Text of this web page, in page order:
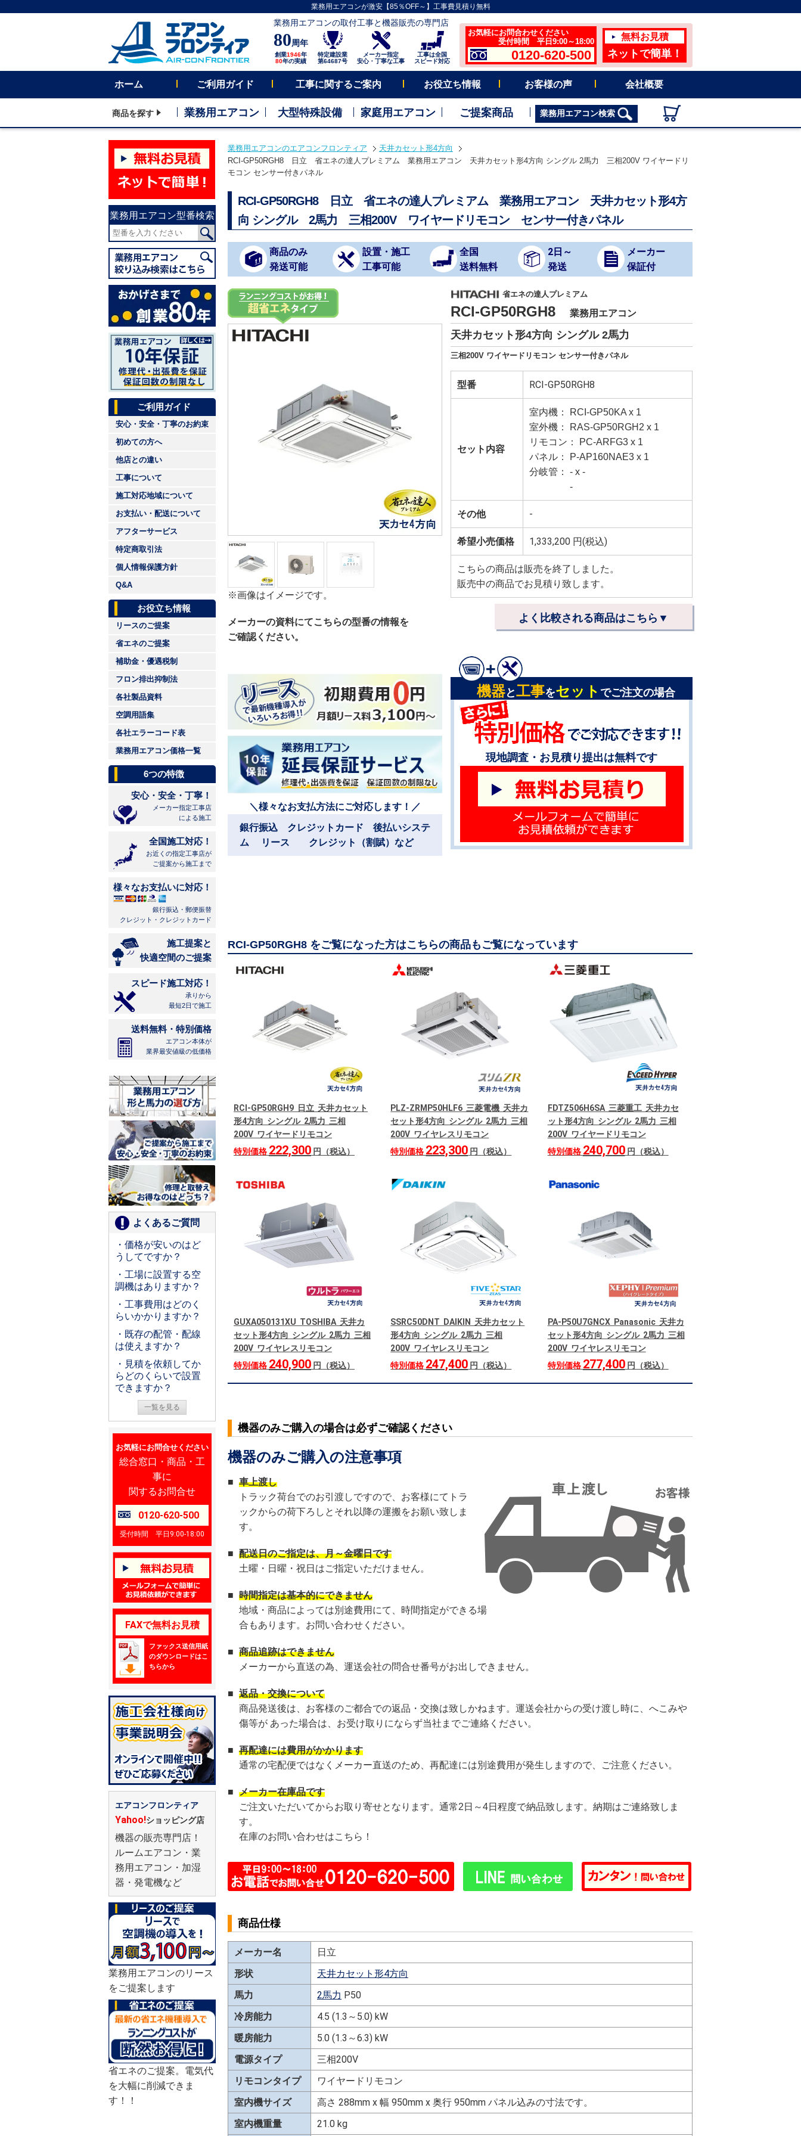
業務用エアコンが激安【85％OFF～】工事費見積り無料
業務用エアコンの取付工事と機器販売の専門店
80周年
創業1946年
80年の実績
特定建設業
第64687号
メーカー指定
安心・丁寧な工事
工事は全国
スピード対応
お気軽にお問合わせください
受付時間 平日9:00～18:00
0120-620-500
無料お見積
ネットで簡単！
ホーム ご利用ガイド 工事に関するご案内 お役立ち情報 お客様の声 会社概要
商品を探す 業務用エアコン 大型特殊設備 家庭用エアコン ご提案商品 業務用エアコン検索
業務用エアコン型番検索
ご利用ガイド
安心・安全・丁寧のお約束
初めての方へ
他店との違い
工事について
施工対応地域について
お支払い・配送について
アフターサービス
特定商取引法
個人情報保護方針
Q&A
お役立ち情報
リースのご提案
省エネのご提案
補助金・優遇税制
フロン排出抑制法
各社製品資料
空調用語集
各社エラーコード表
業務用エアコン価格一覧
6つの特徴
安心・安全・丁寧！
メーカー指定工事店
による施工
全国施工対応！
お近くの指定工事店が
ご提案から施工まで
様々なお支払いに対応！
銀行振込・郵便振替
クレジット・クレジットカード
施工提案と
快適空間のご提案
スピード施工対応！
承りから
最短2日で施工
送料無料・特別価格
エアコン本体が
業界最安値級の低価格
よくあるご質問
・価格が安いのはど
うしてですか？
・工場に設置する空
調機はありますか？
・工事費用はどのく
らいかかりますか？
・既存の配管・配線
は使えますか？
・見積を依頼してか
らどのくらいで設置
できますか？
一覧を見る
お気軽にお問合せください
総合窓口・商品・工
事に
関するお問合せ
0120-620-500
受付時間 平日9:00-18:00
FAXで無料お見積
ファックス送信用紙
のダウンロードはこ
ちらから
エアコンフロンティア
Yahoo!ショッピング店
機器の販売専門店！
ルームエアコン・業
務用エアコン・加湿
器・発電機など
業務用エアコンのリース
をご提案します
省エネのご提案。電気代
を大幅に削減できま
す！！
業務用エアコンのエアコンフロンティア
天井カセット形4方向
RCI-GP50RGH8 日立 省エネの達人プレミアム 業務用エアコン 天井カセット形4方向 シングル 2馬力 三相200V ワイヤードリ
モコン センサー付きパネル
RCI-GP50RGH8 日立 省エネの達人プレミアム 業務用エアコン 天井カセット形4方
向 シングル 2馬力 三相200V ワイヤードリモコン センサー付きパネル
商品のみ
発送可能
設置・施工
工事可能
全国
送料無料
2日～
発送
メーカー
保証付
※画像はイメージです。
メーカーの資料にてこちらの型番の情報を
ご確認ください。
省エネの達人プレミアム
RCI-GP50RGH8 業務用エアコン
天井カセット形4方向 シングル 2馬力
三相200V ワイヤードリモコン センサー付きパネル
型番 RCI-GP50RGH8
セット内容
室内機： RCI-GP50KA x 1
室外機： RAS-GP50RGH2 x 1
リモコン： PC-ARFG3 x 1
パネル： P-AP160NAE3 x 1
分岐管： - x -
-
その他 -
希望小売価格 1,333,200 円(税込)
こちらの商品は販売を終了しました。
販売中の商品でお見積り致します。
よく比較される商品はこちら▼
＼様々なお支払方法にご対応します！／
銀行振込 クレジットカード 後払いシステ
ム リース クレジット（割賦）など
機器と工事をセット でご注文の場合
現地調査・お見積り提出は無料です
RCI-GP50RGH8 をご覧になった方はこちらの商品もご覧になっています
RCI-GP50RGH9 日立 天井カセット
形4方向 シングル 2馬力 三相
200V ワイヤードリモコン
特別価格 222,300 円（税込）
PLZ-ZRMP50HLF6 三菱電機 天井カ
セット形4方向 シングル 2馬力 三相
200V ワイヤレスリモコン
特別価格 223,300 円（税込）
FDTZ506H6SA 三菱重工 天井カセ
ット形4方向 シングル 2馬力 三相
200V ワイヤードリモコン
特別価格 240,700円（税込）
GUXA050131XU TOSHIBA 天井カ
セット形4方向 シングル 2馬力 三相
200V ワイヤレスリモコン
特別価格 240,900 円（税込）
SSRC50DNT DAIKIN 天井カセット
形4方向 シングル 2馬力 三相
200V ワイヤレスリモコン
特別価格 247,400 円（税込）
PA-P50U7GNCX Panasonic 天井カ
セット形4方向 シングル 2馬力 三相
200V ワイヤレスリモコン
特別価格 277,400円（税込）
機器のみご購入の場合は必ずご確認ください
機器のみご購入の注意事項
■ 車上渡し
トラック荷台でのお引渡しですので、お客様にてトラ
ックからの荷下ろしとそれ以降の運搬をお願い致しま
す。
■ 配送日のご指定は、月～金曜日です
土曜・日曜・祝日はご指定いただけません。
■ 時間指定は基本的にできません
地域・商品によっては別途費用にて、時間指定ができる場
合もあります。お問い合わせください。
■ 商品追跡はできません
メーカーから直送の為、運送会社の問合せ番号がお出しできません。
■ 返品・交換について
商品発送後は、お客様のご都合での返品・交換は致しかねます。運送会社からの受け渡し時に、へこみや
傷等が あった場合は、お受け取りにならず当社までご連絡ください。
■ 再配達には費用がかかります
通常の宅配便ではなくメーカー直送のため、再配達には別途費用が発生しますので、ご注意ください。
■ メーカー在庫品です
ご注文いただいてからお取り寄せとなります。通常2日～4日程度で納品致します。納期はご連絡致しま
す。
在庫のお問い合わせはこちら！
商品仕様
メーカー名
日立
形状
天井カセット形4方向
馬力
2馬力 P50
冷房能力
4.5 (1.3～5.0) kW
暖房能力
5.0 (1.3～6.3) kW
電源タイプ
三相200V
リモコンタイプ
ワイヤードリモコン
室内機サイズ
高さ 288mm x 幅 950mm x 奥行 950mm パネル込みの寸法です。
室内機重量
21.0 kg